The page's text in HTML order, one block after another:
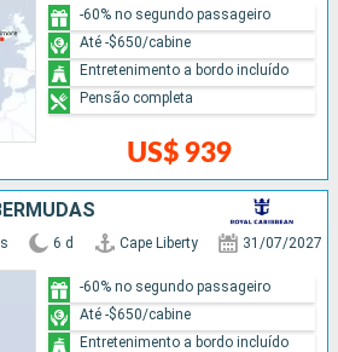
US$ 939
-60% no segundo passageiro
Até -$650/cabine
Entretenimento a bordo incluído
Pensão completa
6 d Cape Liberty 31/07/2027
-60% no segundo passageiro
Até -$650/cabine
Entretenimento a bordo incluído